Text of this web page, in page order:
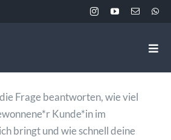
Frage beantworten, wie viel
Kunde*in im
bringt und wie schnell deine